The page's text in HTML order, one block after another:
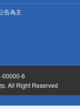
告為主
00000-6
All Right Reserved